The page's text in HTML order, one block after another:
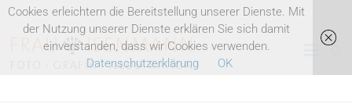
Skip
Heike
Isenmann
Cookies erleichtern die Bereitstellung unserer Dienste. Mit
der Nutzung unserer Dienste erklären Sie sich damit
einverstanden, dass wir Cookies verwenden.
Datenschutzerklärung
OK